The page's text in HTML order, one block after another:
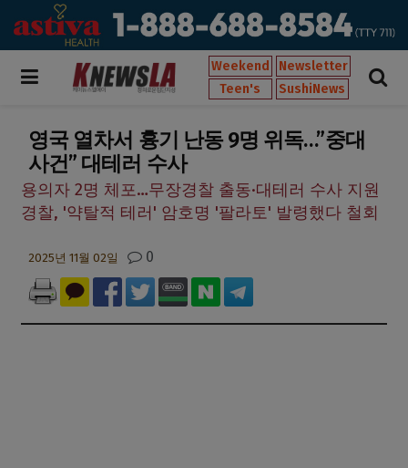
Weekend
Newsletter
Teen's
SushiNews
영국 열차서 흉기 난동 9명 위독…”중대
사건” 대테러 수사
용의자 2명 체포…무장경찰 출동·대테러 수사 지원
경찰, '약탈적 테러' 암호명 '팔라토' 발령했다 철회
2025년 11월 02일 0